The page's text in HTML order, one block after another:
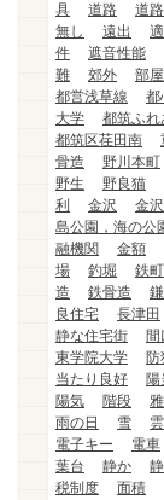
具
道路 道
無し
遠出
件
遮音性能
難
郊外 部屋
都営浅草線
都
大学
都筑ふれ
都筑区荏田南
骨造
野川本町
野生
野良猫
利
金沢 金
島公園，海の公
融機関
金額
場
釣堀 鉄町
造
鉄骨造
良住宅
長津田
静な住宅街
間
東学院大学
当たり良好
陽
陽気
階段
雨の日
雪 雲
電子キー
電車
葉台
静か
税制度
面積